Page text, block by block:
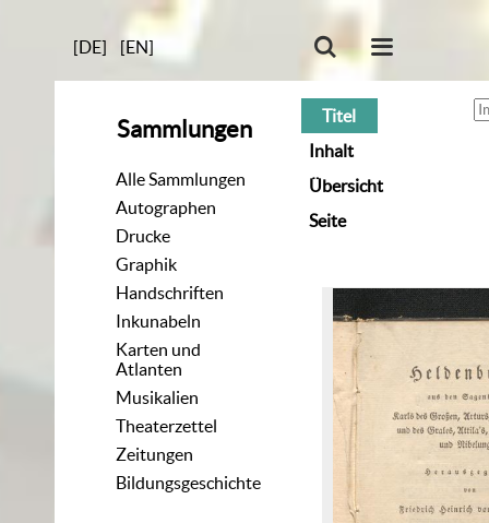
[DE] [EN]
Sammlungen
Alle Sammlungen
Autographen
Drucke
Graphik
Handschriften
Inkunabeln
Karten und
Atlanten
Musikalien
Theaterzettel
Zeitungen
Bildungsgeschichte
Titel
Inhalt
Übersicht
Seite